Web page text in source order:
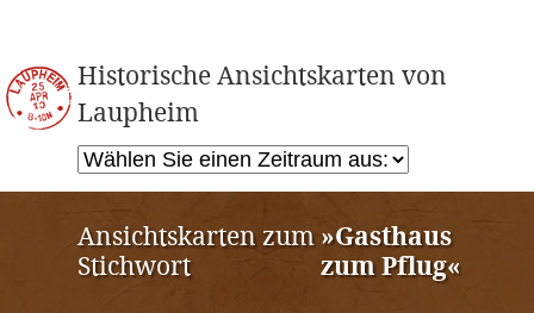
Historische Ansichtskarten von
Laupheim
Ansichtskarten zum
Stichwort
»Gasthaus
zum Pflug«